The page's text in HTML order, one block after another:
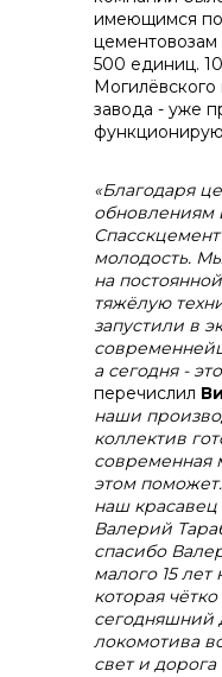
имеющимся
500 единиц.
Могилёвского
завода - уже
«Благодаря
обновлениям
молодость.
на
тяжёлую
запустили в
а сегодня -
перечислил
наши
коллектив
современная
этом
наш красавец
Валерий
спасибо
малого 15 лет
которая
сегодняшний
локомотива
свет и дорога